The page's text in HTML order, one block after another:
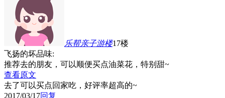
乐帮亲子游楼17楼
飞扬的坏品味:
推荐去的朋友，可以顺便买点油菜花，特别甜~
查看原文
去了可以买点回家吃，好评率超高的~
2017/03/17回复